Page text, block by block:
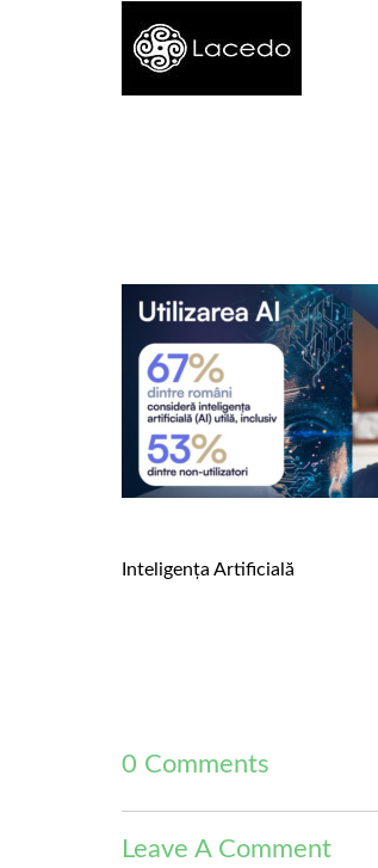
Inteligența Artificială
0 Comments
Leave A Comment